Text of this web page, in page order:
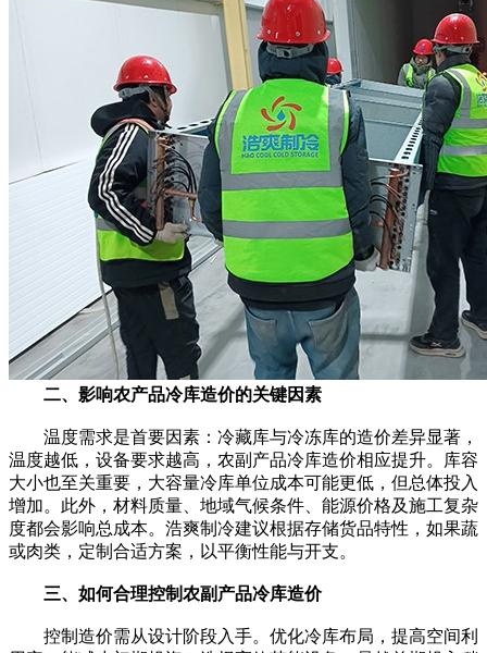
二、影响农产品冷库造价的关键因素
温度需求是首要因素：冷藏库与冷冻库的造价差异显著，
温度越低，设备要求越高，农副产品冷库造价相应提升。库容
大小也至关重要，大容量冷库单位成本可能更低，但总体投入
增加。此外，材料质量、地域气候条件、能源价格及施工复杂
度都会影响总成本。浩爽制冷建议根据存储货品特性，如果蔬
或肉类，定制合适方案，以平衡性能与开支。
三、如何合理控制农副产品冷库造价
控制造价需从设计阶段入手。优化冷库布局，提高空间利